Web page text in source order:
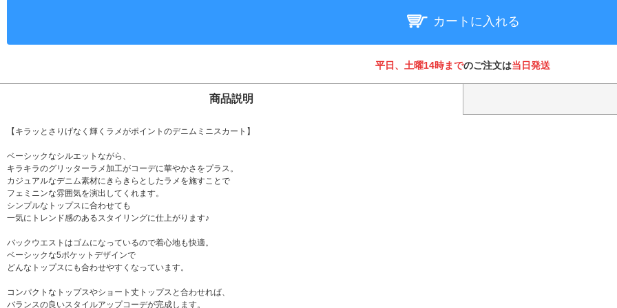
カートに入れる
平日、土曜14時までのご注文は当日発送
商品説明
【キラッとさりげなく輝くラメがポイントのデニムミニスカート】
ベーシックなシルエットながら、
キラキラのグリッターラメ加工がコーデに華やかさをプラス。
カジュアルなデニム素材にきらきらとしたラメを施すことで
フェミニンな雰囲気を演出してくれます。
シンプルなトップスに合わせても
一気にトレンド感のあるスタイリングに仕上がります♪
バックウエストはゴムになっているので着心地も快適。
ベーシックな5ポケットデザインで
どんなトップスにも合わせやすくなっています。
コンパクトなトップスやショート丈トップスと合わせれば、
バランスの良いスタイルアップコーデが完成します。